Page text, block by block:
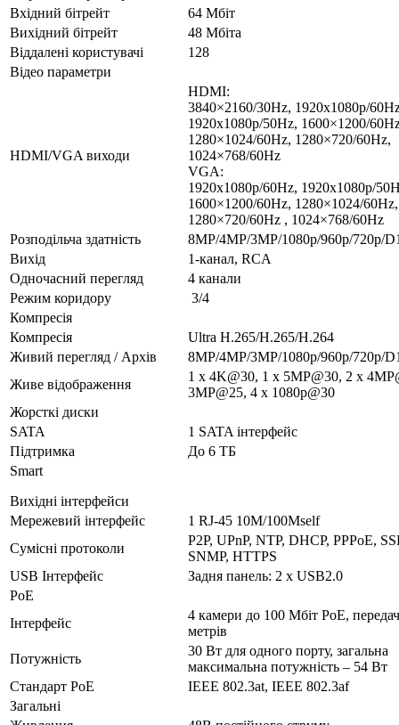
Вхідний бітрейт
64 Мбіт
Вихідний бітрейт
48 Мбіта
Віддалені користувачі
128
Відео параметри
HDMI/VGA виходи
HDMI:
3840×2160/30Hz, 1920x1080p/
1920x1080p/50Hz, 1600×1200/
1280×1024/60Hz, 1280×720/60Hz,
1024×768/60Hz
VGA:
1920x1080p/60Hz, 1920x1080p/
1600×1200/60Hz, 1280×1024/60Hz,
1280×720/60Hz , 1024×768/60Hz
Розподільча здатність
8MP/4MP/3MP/1080p/960p/720p/
Вихід
1-канал, RCA
Одночасний перегляд
4 канали
Режим коридору
3/4
Компресія
Компресія
Ultra H.265/H.265/H.264
Живий перегляд / Архів
8MP/4MP/3MP/1080p/960p/720p/
Живе відображення
1 x 4K@30, 1 x 5MP@30, 2 x
3MP@25, 4 x 1080p@30
Жорсткі диски
SATA
1 SATA інтерфейс
Підтримка
До 6 ТБ
Smart
Вихідні інтерфейси
Мережевий інтерфейс
1 RJ-45 10M/100Mself
Сумісні протоколи
P2P, UPnP, NTP, DHCP, PPPoE,
SNMP, HTTPS
USB Інтерфейс
Задня панель: 2 x USB2.0
PoE
Інтерфейс
4 камери до 100 Мбіт PoE,
метрів
Потужність
30 Вт для одного порту, загальна
максимальна потужність – 54 Вт
Стандарт PoE
IEEE 802.3at, IEEE 802.3af
Загальні